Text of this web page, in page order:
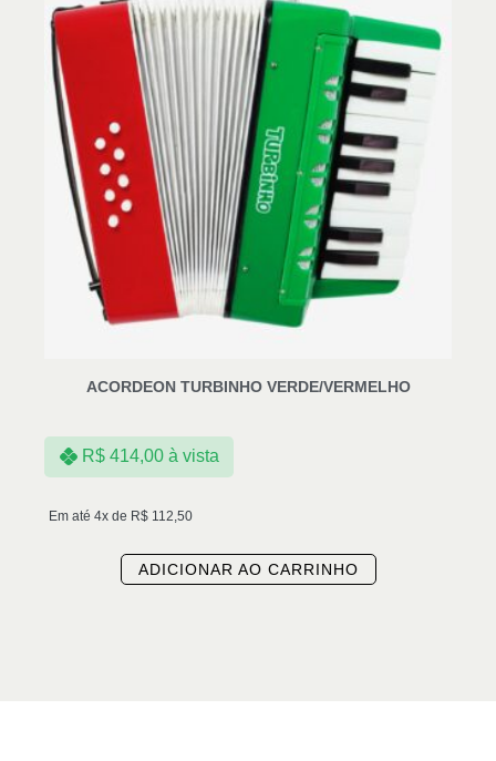
ACORDEON TURBINHO VERDE/VERMELHO
Em até 4x de R$ 112,50
R$414,00 à vista
ADICIONAR AO CARRINHO